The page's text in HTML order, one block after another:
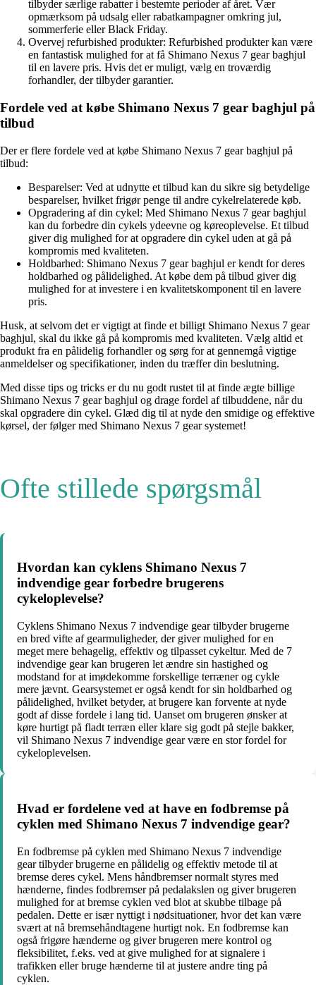
tilbyder særlige rabatter i bestemte perioder af året. Vær
opmærksom på udsalg eller rabatkampagner omkring jul,
sommerferie eller Black Friday.
Overvej refurbished produkter: Refurbished produkter kan være
en fantastisk mulighed for at få Shimano Nexus 7 gear baghjul
til en lavere pris. Hvis det er muligt, vælg en troværdig
forhandler, der tilbyder garantier.
Fordele ved at købe Shimano Nexus 7 gear baghjul på
tilbud
Der er flere fordele ved at købe Shimano Nexus 7 gear baghjul på
tilbud:
Besparelser: Ved at udnytte et tilbud kan du sikre sig betydelige
besparelser, hvilket frigør penge til andre cykelrelaterede køb.
Opgradering af din cykel: Med Shimano Nexus 7 gear baghjul
kan du forbedre din cykels ydeevne og køreoplevelse. Et tilbud
giver dig mulighed for at opgradere din cykel uden at gå på
kompromis med kvaliteten.
Holdbarhed: Shimano Nexus 7 gear baghjul er kendt for deres
holdbarhed og pålidelighed. At købe dem på tilbud giver dig
mulighed for at investere i en kvalitetskomponent til en lavere
pris.
Husk, at selvom det er vigtigt at finde et billigt Shimano Nexus 7 gear
baghjul, skal du ikke gå på kompromis med kvaliteten. Vælg altid et
produkt fra en pålidelig forhandler og sørg for at gennemgå vigtige
anmeldelser og specifikationer, inden du træffer din beslutning.
Med disse tips og tricks er du nu godt rustet til at finde ægte billige
Shimano Nexus 7 gear baghjul og drage fordel af tilbuddene, når du
skal opgradere din cykel. Glæd dig til at nyde den smidige og effektive
kørsel, der følger med Shimano Nexus 7 gear systemet!
Ofte stillede spørgsmål
Hvordan kan cyklens Shimano Nexus 7
indvendige gear forbedre brugerens
cykeloplevelse?
Cyklens Shimano Nexus 7 indvendige gear tilbyder brugerne
en bred vifte af gearmuligheder, der giver mulighed for en
meget mere behagelig, effektiv og tilpasset cykeltur. Med de 7
indvendige gear kan brugeren let ændre sin hastighed og
modstand for at imødekomme forskellige terræner og cykle
mere jævnt. Gearsystemet er også kendt for sin holdbarhed og
pålidelighed, hvilket betyder, at brugere kan forvente at nyde
godt af disse fordele i lang tid. Uanset om brugeren ønsker at
køre hurtigt på fladt terræn eller klare sig godt på stejle bakker,
vil Shimano Nexus 7 indvendige gear være en stor fordel for
cykeloplevelsen.
Hvad er fordelene ved at have en fodbremse på
cyklen med Shimano Nexus 7 indvendige gear?
En fodbremse på cyklen med Shimano Nexus 7 indvendige
gear tilbyder brugerne en pålidelig og effektiv metode til at
bremse deres cykel. Mens håndbremser normalt styres med
hænderne, findes fodbremser på pedalakslen og giver brugeren
mulighed for at bremse cyklen ved blot at skubbe tilbage på
pedalen. Dette er især nyttigt i nødsituationer, hvor det kan være
svært at nå bremsehåndtagene hurtigt nok. En fodbremse kan
også frigøre hænderne og giver brugeren mere kontrol og
fleksibilitet, f.eks. ved at give mulighed for at signalere i
trafikken eller bruge hænderne til at justere andre ting på
cyklen.